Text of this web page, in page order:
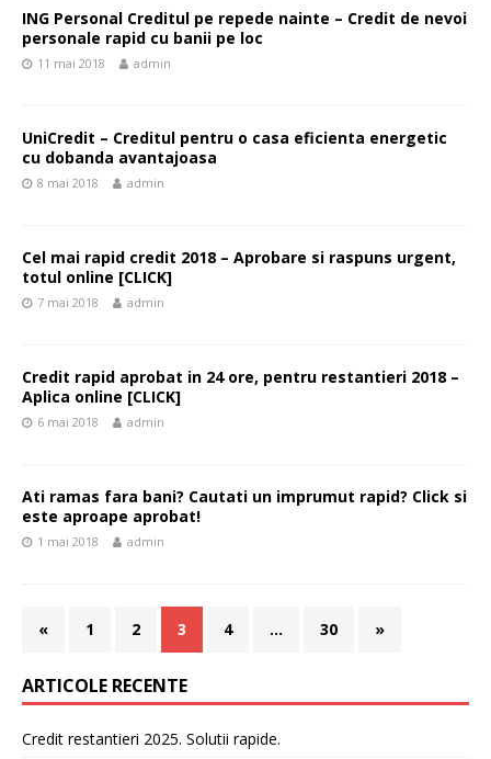
ING Personal Creditul pe repede nainte – Credit de nevoi
personale rapid cu banii pe loc
11 mai 2018 admin
UniCredit – Creditul pentru o casa eficienta energetic
cu dobanda avantajoasa
8 mai 2018 admin
Cel mai rapid credit 2018 – Aprobare si raspuns urgent,
totul online [CLICK]
7 mai 2018 admin
Credit rapid aprobat in 24 ore, pentru restantieri 2018 –
Aplica online [CLICK]
6 mai 2018 admin
Ati ramas fara bani? Cautati un imprumut rapid? Click si
este aproape aprobat!
1 mai 2018 admin
« 1 2 3 4 … 30 »
ARTICOLE RECENTE
Credit restantieri 2025. Solutii rapide.